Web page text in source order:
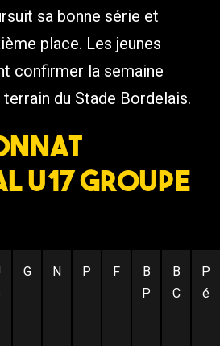
sa bonne série et
place. Les jeunes
confirmer la semaine
du Stade Bordelais.
U17 GROUPE
G N P F
B
P
B
C
P
é